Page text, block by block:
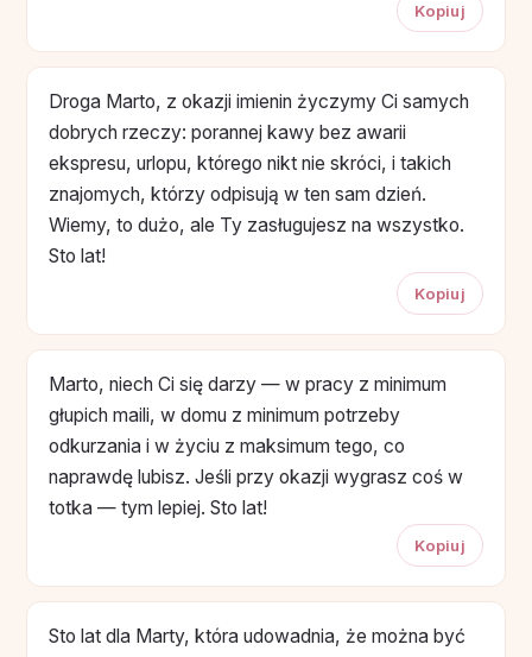
Kopiuj
Droga Marto, z okazji imienin życzymy Ci samych
dobrych rzeczy: porannej kawy bez awarii
ekspresu, urlopu, którego nikt nie skróci, i takich
znajomych, którzy odpisują w ten sam dzień.
Wiemy, to dużo, ale Ty zasługujesz na wszystko.
Sto lat!
Kopiuj
Marto, niech Ci się darzy — w pracy z minimum
głupich maili, w domu z minimum potrzeby
odkurzania i w życiu z maksimum tego, co
naprawdę lubisz. Jeśli przy okazji wygrasz coś w
totka — tym lepiej. Sto lat!
Kopiuj
Sto lat dla Marty, która udowadnia, że można być